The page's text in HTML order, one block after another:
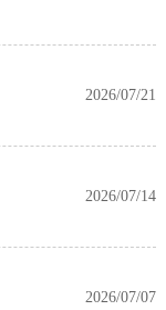
2026/07/21
2026/07/14
2026/07/07